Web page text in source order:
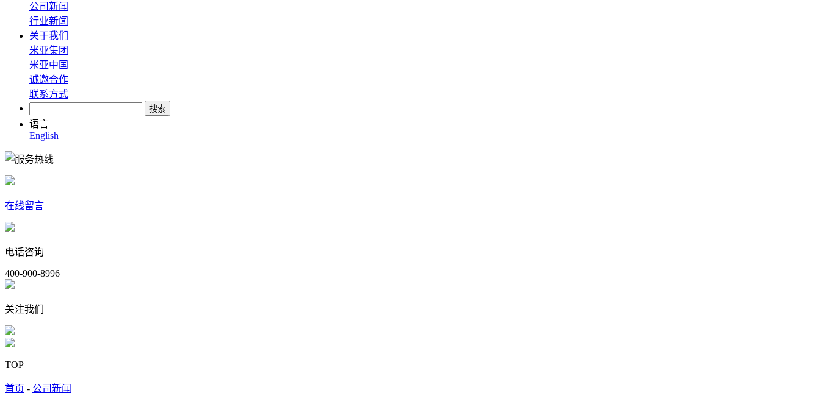
公司新闻
行业新闻
关于我们
米亚集团
米亚中国
诚邀合作
联系方式
语言
English
在线留言
电话咨询
400-900-8996
关注我们
TOP
首页 - 公司新闻